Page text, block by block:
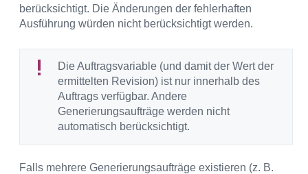
berücksichtigt. Die Änderungen der fehlerhaften
Ausführung würden nicht berücksichtigt werden.
Die Auftragsvariable (und damit der Wert der
ermittelten Revision) ist nur innerhalb des
Auftrags verfügbar. Andere
Generierungsaufträge werden nicht
automatisch berücksichtigt.
Falls mehrere Generierungsaufträge existieren (z. B.